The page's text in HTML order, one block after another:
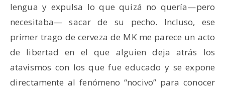
lengua y expulsa lo que quizá no quería—pero
necesitaba— sacar de su pecho. Incluso, ese
primer trago de cerveza de MK me parece un acto
de libertad en el que alguien deja atrás los
atavismos con los que fue educado y se expone
directamente al fenómeno “nocivo” para conocer